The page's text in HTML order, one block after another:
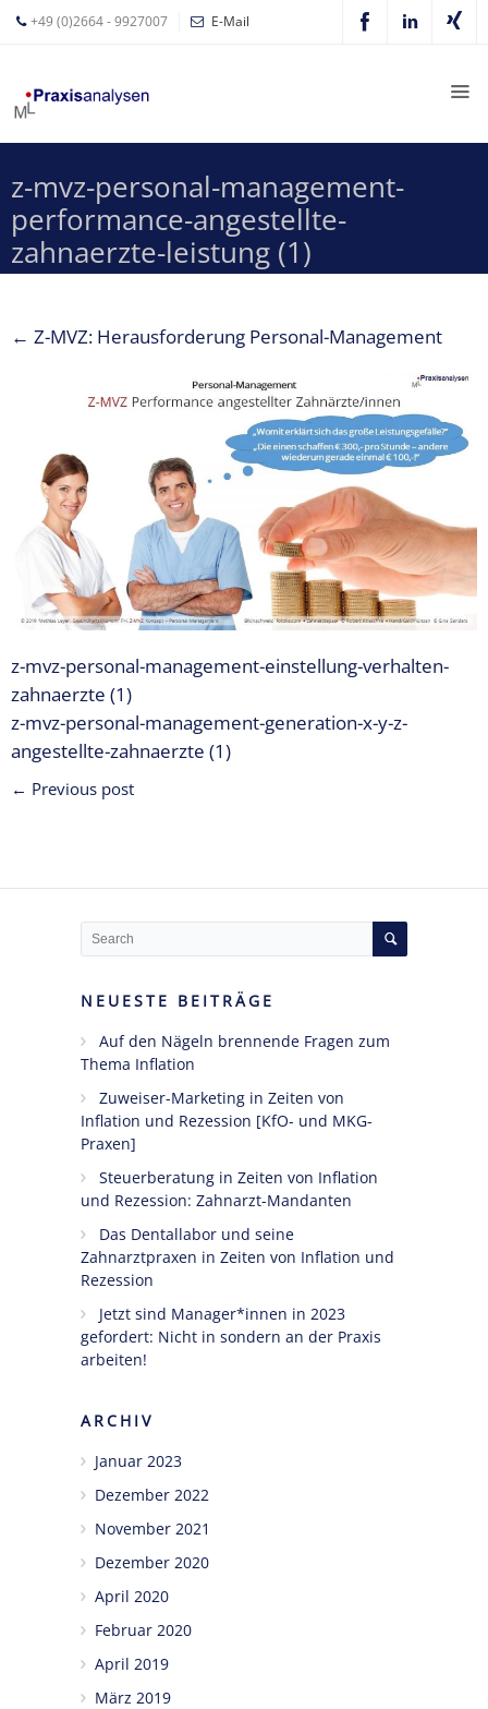
+49 (0)2664 - 9927007 E-Mail
z-mvz-personal-management-
performance-angestellte-
zahnaerzte-leistung (1)
← Z-MVZ: Herausforderung Personal-Management
z-mvz-personal-management-einstellung-verhalten-
zahnaerzte (1)
z-mvz-personal-management-generation-x-y-z-
angestellte-zahnaerzte (1)
← Previous post
NEUESTE BEITRÄGE
Auf den Nägeln brennende Fragen zum
Thema Inflation
Zuweiser-Marketing in Zeiten von
Inflation und Rezession [KfO- und MKG-
Praxen]
Steuerberatung in Zeiten von Inflation
und Rezession: Zahnarzt-Mandanten
Das Dentallabor und seine
Zahnarztpraxen in Zeiten von Inflation und
Rezession
Jetzt sind Manager*innen in 2023
gefordert: Nicht in sondern an der Praxis
arbeiten!
ARCHIV
Januar 2023
Dezember 2022
November 2021
Dezember 2020
April 2020
Februar 2020
April 2019
März 2019
Leyer
Expertisen
Betriebswirtschaftliche
Beratung für
Zahnärzte
Konzept
Expertise
1 – Z-
MVZ
Basics
Expertise
MVZ
Konzept
Expertise 3 –
Z-MVZ
Positionierung
Z-MVZ
Personal-
Blockaden
und
Widerstände
angestellter
Zahnärzte